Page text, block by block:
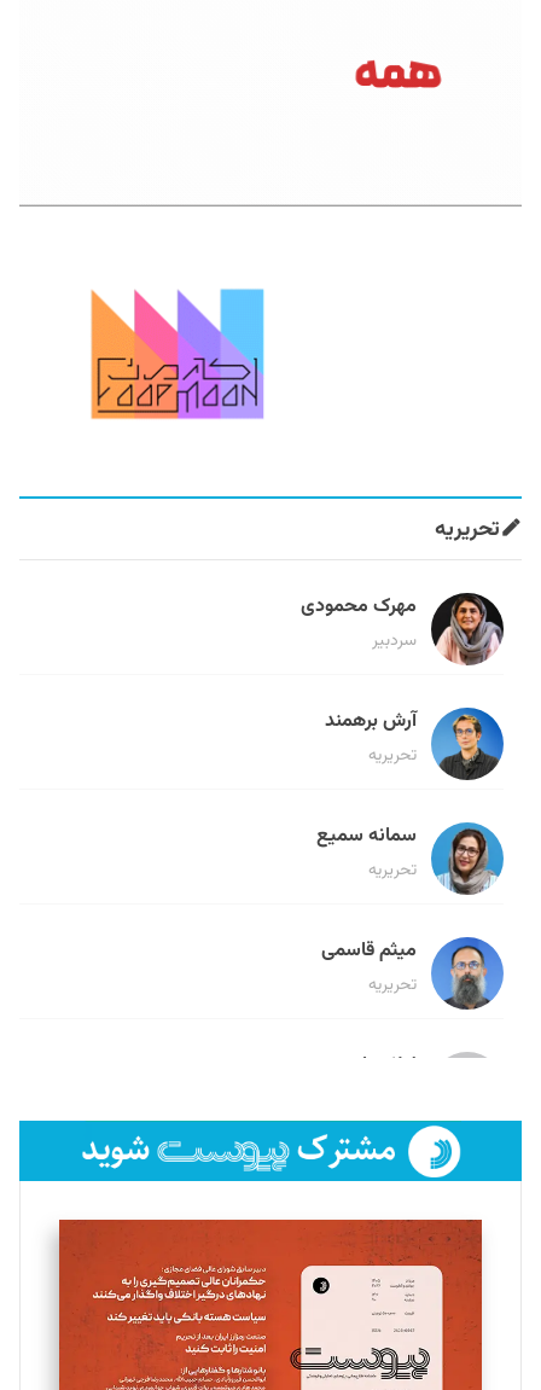
تحریریه
مهرک محمودی
سردبیر
آرش برهمند
تحریریه
سمانه سمیع
تحریریه
میثم قاسمی
تحریریه
لیلا حنارود
فائزه فتحی رستمی
تحریریه
سروش کرمیان
تحریریه